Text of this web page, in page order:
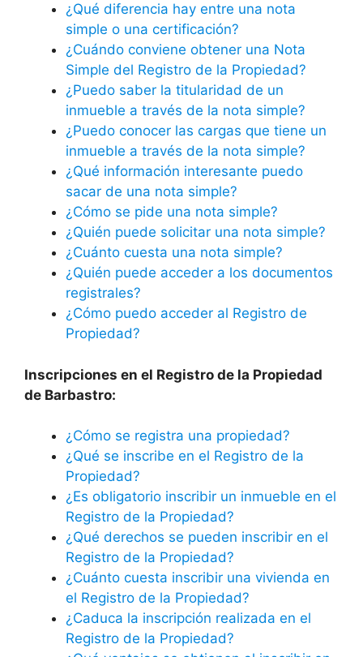
¿Qué diferencia hay entre una nota
simple o una certificación?
¿Cuándo conviene obtener una Nota
Simple del Registro de la Propiedad?
¿Puedo saber la titularidad de un
inmueble a través de la nota simple?
¿Puedo conocer las cargas que tiene un
inmueble a través de la nota simple?
¿Qué información interesante puedo
sacar de una nota simple?
¿Cómo se pide una nota simple?
¿Quién puede solicitar una nota simple?
¿Cuánto cuesta una nota simple?
¿Quién puede acceder a los documentos
registrales?
¿Cómo puedo acceder al Registro de
Propiedad?
Inscripciones en el Registro de la Propiedad
de Barbastro:
¿Cómo se registra una propiedad?
¿Qué se inscribe en el Registro de la
Propiedad?
¿Es obligatorio inscribir un inmueble en el
Registro de la Propiedad?
¿Qué derechos se pueden inscribir en el
Registro de la Propiedad?
¿Cuánto cuesta inscribir una vivienda en
el Registro de la Propiedad?
¿Caduca la inscripción realizada en el
Registro de la Propiedad?